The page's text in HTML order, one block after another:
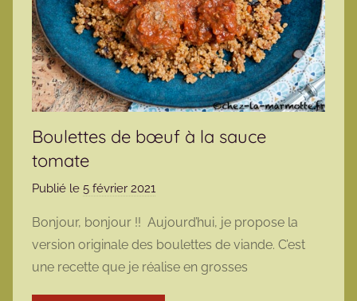
Boulettes de bœuf à la sauce
tomate
Publié le 5 février 2021
r
m
a
r
Bonjour, bonjour !! Aujourd’hui, je propose la
version originale des boulettes de viande. C’est
une recette que je réalise en grosses